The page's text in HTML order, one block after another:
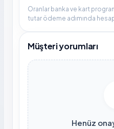
Oranlar banka ve kart
tutar ödeme adımında
Müşteri yorumları
Henüz